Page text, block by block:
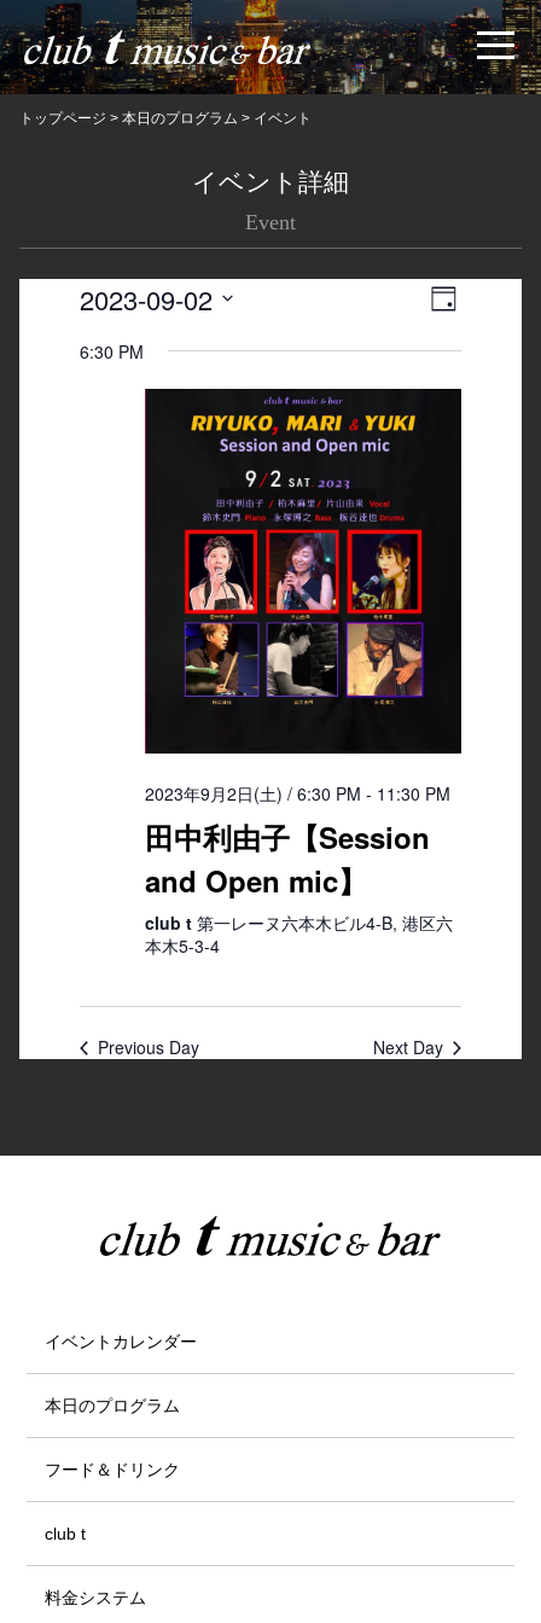
トップページ > 本日のプログラム > イベント
イベント詳細
Event
Views
Event
日
2023-09-02
date.
6:30 PM
2023年9月2日(土) / 6:30 PM - 11:30 PM
田中利由子【Session
and Open mic】
club t 第一レーヌ六本木ビル4-B, 港区六
本木5-3-4
Previous Day Next Day
イベントカレンダー
本日のプログラム
フード＆ドリンク
club t
料金システム